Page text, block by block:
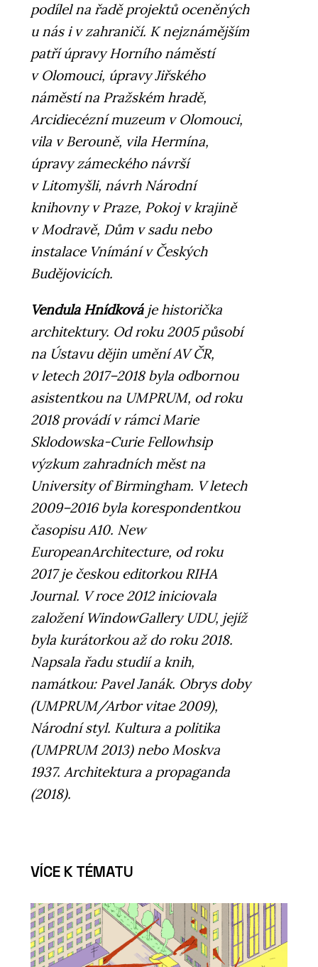
podílel na řadě projektů oceněných
u nás i v zahraničí. K nejznámějším
patří úpravy Horního náměstí
v Olomouci, úpravy Jiřského
náměstí na Pražském hradě,
Arcidiecézní muzeum v Olomouci,
vila v Berouně, vila Hermína,
úpravy zámeckého návrší
v Litomyšli, návrh Národní
knihovny v Praze, Pokoj v krajině
v Modravě, Dům v sadu nebo
instalace Vnímání v Českých
Budějovicích.
Vendula Hnídkováje historička
architektury. Od roku 2005 působí
na Ústavu dějin umění AV ČR,
v letech 2017–2018 byla odbornou
asistentkou na UMPRUM, od roku
2018 provádí v rámci Marie
Sklodowska-Curie Fellowhsip
výzkum zahradních měst na
University of Birmingham. V letech
2009–2016 byla korespondentkou
časopisu A10. New
EuropeanArchitecture, od roku
2017 je českou editorkou RIHA
Journal. V roce 2012 iniciovala
založení WindowGallery UDU, jejíž
byla kurátorkou až do roku 2018.
Napsala řadu studií a knih,
namátkou: Pavel Janák. Obrys doby
(UMPRUM/Arbor vitae 2009),
Národní styl. Kultura a politika
(UMPRUM 2013) nebo Moskva
1937. Architektura a propaganda
(2018).
VÍCE K TÉMATU